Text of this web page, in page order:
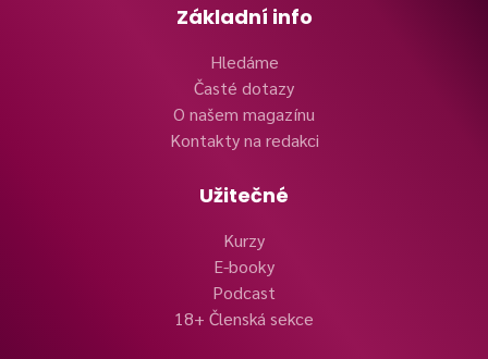
Základní info
Hledáme
Časté dotazy
O našem magazínu
Kontakty na redakci
Užitečné
Kurzy
E-booky
Podcast
18+ Členská sekce